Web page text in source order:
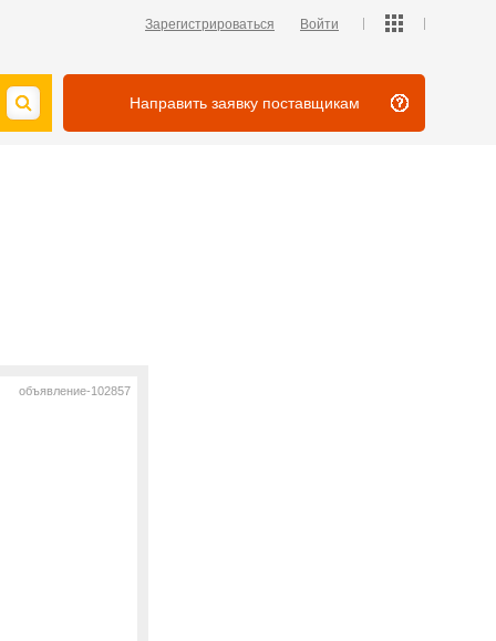
Зарегистрироваться Войти
Направить заявку поставщикам
объявление-102857